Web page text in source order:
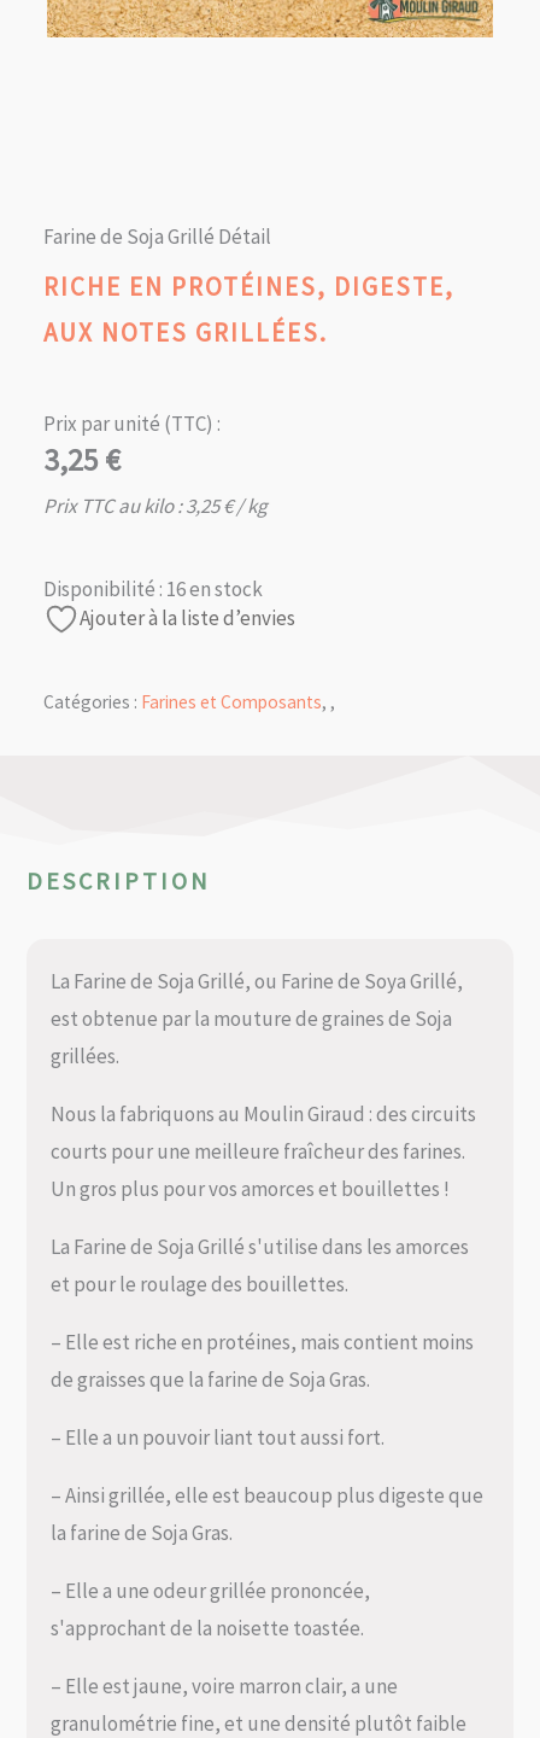
Farine de Soja Grillé Détail
RICHE EN PROTÉINES, DIGESTE,
AUX NOTES GRILLÉES.
Prix par unité (TTC) :
3,25€
Prix TTC au kilo :3,25€/ kg
Disponibilité : 16 en stock
Ajouter à la liste d’envies
Catégories : Farines et Composants, ,
DESCRIPTION
La Farine de Soja Grillé, ou Farine de Soya Grillé,
est obtenue par la mouture de graines de Soja
grillées.
Nous la fabriquons au Moulin Giraud : des circuits
courts pour une meilleure fraîcheur des farines.
Un gros plus pour vos amorces et bouillettes !
La Farine de Soja Grillé s'utilise dans les amorces
et pour le roulage des bouillettes.
– Elle est riche en protéines, mais contient moins
de graisses que la farine de Soja Gras.
– Elle a un pouvoir liant tout aussi fort.
– Ainsi grillée, elle est beaucoup plus digeste que
la farine de Soja Gras.
– Elle a une odeur grillée prononcée,
s'approchant de la noisette toastée.
– Elle est jaune, voire marron clair, a une
granulométrie fine, et une densité plutôt faible